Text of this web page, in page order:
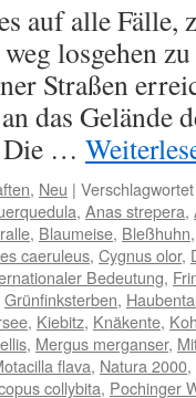
auf alle Fälle,
losgehen
Straßen
das Gelände
Die …
, Neu |
, Anas strepera,
, Blaumeise, Bleßhuhn
caeruleus, Cygnus olor,
Bedeutung,
Grünfinksterben,
, Kiebitz, Knäkente,
, Mergus merganser,
flava, Natura 2000,
collybita, Pochinger